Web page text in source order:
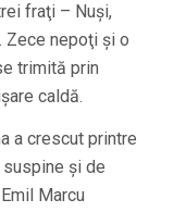
fraţi – Nuşi,
Zece nepoţi şi o
trimită prin
caldă.
a crescut printre
şi de
Marcu